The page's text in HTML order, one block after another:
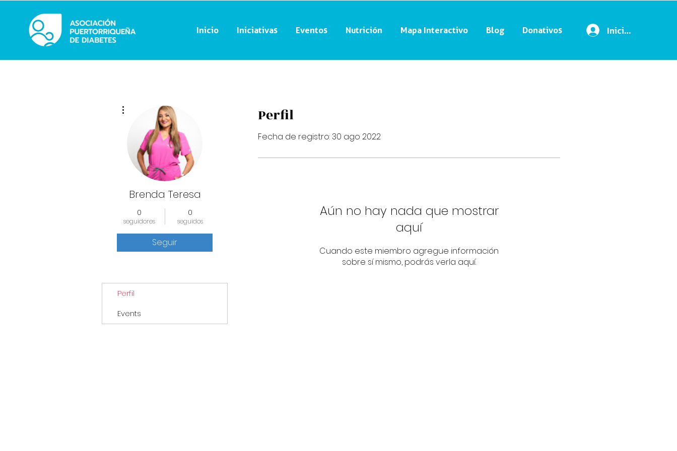
Inicio Iniciativas Eventos Nutrición Mapa Interactivo Blog Donativos Iniciar sesión
Perfil
Fecha de registro: 30 ago 2022
Aún no hay nada que mostrar
aquí
Cuando este miembro agregue información
sobre sí mismo, podrás verla aquí.
Brenda Teresa
0
seguidores
0
seguidos
Seguir
Perfil
Events